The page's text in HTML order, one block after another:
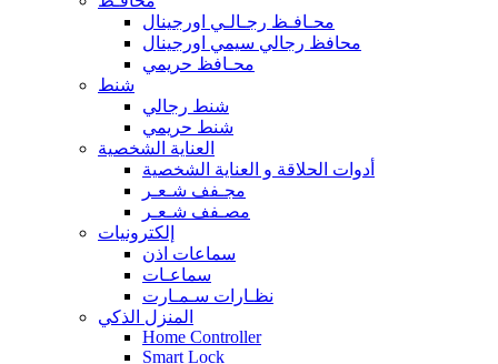
محـافـظ رجـالـي اورجينال
محافظ رجالي سيمي اورجينال
محـافظ حريمي
شنط
شنط رجالي
شنط حريمي
العناية الشخصية
أدوات الحلاقة و العناية الشخصية
مجـفف شـعـر
مصـفف شـعـر
إلكترونيات
سماعات اذن
سماعـات
نظـارات سـمـارت
المنزل الذكي
Home Controller
Smart Lock